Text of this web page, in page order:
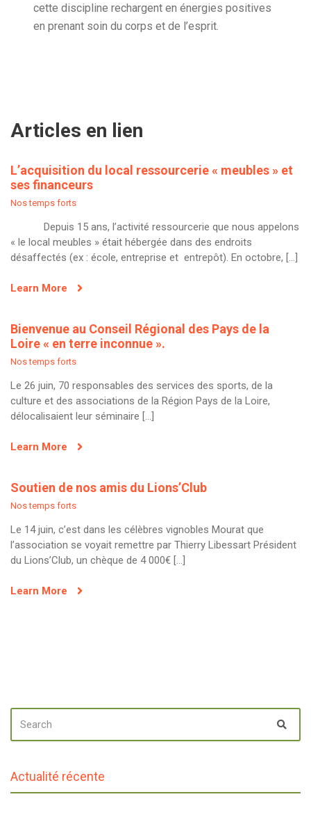
cette discipline rechargent en énergies positives
en prenant soin du corps et de l’esprit.
Articles en lien
L’acquisition du local ressourcerie « meubles » et
ses financeurs
Nos temps forts
Depuis 15 ans, l’activité ressourcerie que nous appelons
« le local meubles » était hébergée dans des endroits
désaffectés (ex : école, entreprise et entrepôt). En octobre, […]
Learn More
Bienvenue au Conseil Régional des Pays de la
Loire « en terre inconnue ».
Nos temps forts
Le 26 juin, 70 responsables des services des sports, de la
culture et des associations de la Région Pays de la Loire,
délocalisaient leur séminaire […]
Learn More
Soutien de nos amis du Lions’Club
Nos temps forts
Le 14 juin, c’est dans les célèbres vignobles Mourat que
l’association se voyait remettre par Thierry Libessart Président
du Lions’Club, un chèque de 4 000€ […]
Learn More
FOR:
Actualité récente